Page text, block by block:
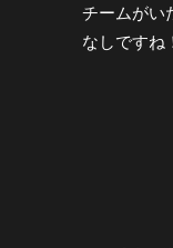
チームがい
なしですね